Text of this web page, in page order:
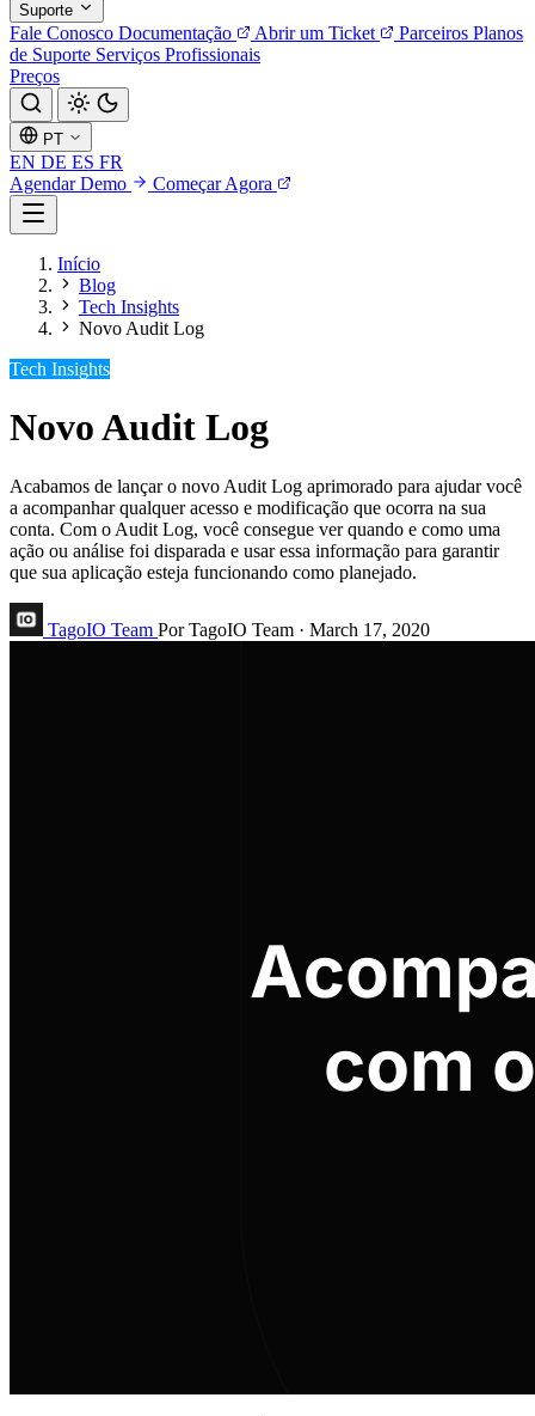
Suporte
Fale Conosco Documentação Abrir um Ticket Parceiros Planos
de Suporte Serviços Profissionais
Preços
PT
EN DE ES FR
Agendar Demo
Começar Agora
Início
Blog
Tech Insights
Novo Audit Log
Tech Insights
Novo Audit Log
Acabamos de lançar o novo Audit Log aprimorado para ajudar você
a acompanhar qualquer acesso e modificação que ocorra na sua
conta. Com o Audit Log, você consegue ver quando e como uma
ação ou análise foi disparada e usar essa informação para garantir
que sua aplicação esteja funcionando como planejado.
TagoIO Team Por TagoIO Team · March 17, 2020